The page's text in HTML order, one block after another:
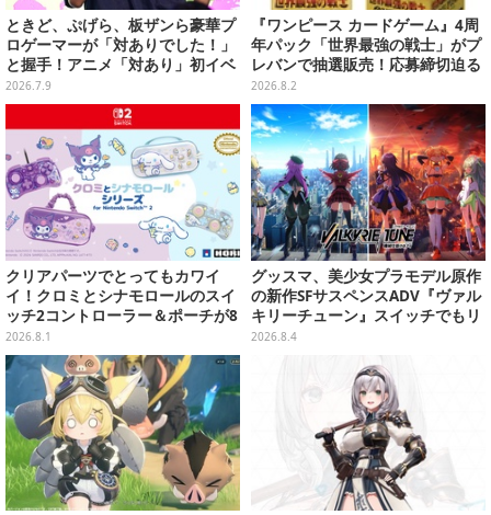
ときど、ぷげら、板ザンら豪華プ
ロゲーマーが「対ありでした！」
と握手！アニメ「対あり」初イベ
ントが格ゲー愛に溢れすぎていた
【レポ】
2026.7.9
『ワンピース カードゲーム』4周
年パック「世界最強の戦士」がプ
レバンで抽選販売！応募締切迫る
2026.8.2
クリアパーツでとってもカワイ
イ！クロミとシナモロールのスイ
ッチ2コントローラー＆ポーチが8
月から順次発売
2026.8.1
グッスマ、美少女プラモデル原作
の新作SFサスペンスADV『ヴァル
キリーチューン』スイッチでもリ
リース決定―Steam版サントラも
2026.8.4